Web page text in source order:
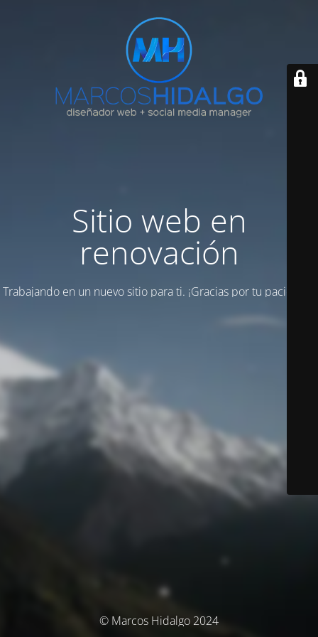
Sitio web en
renovación
Trabajando en un nuevo sitio para ti. ¡Gracias por tu paciencia!
© Marcos Hidalgo 2024